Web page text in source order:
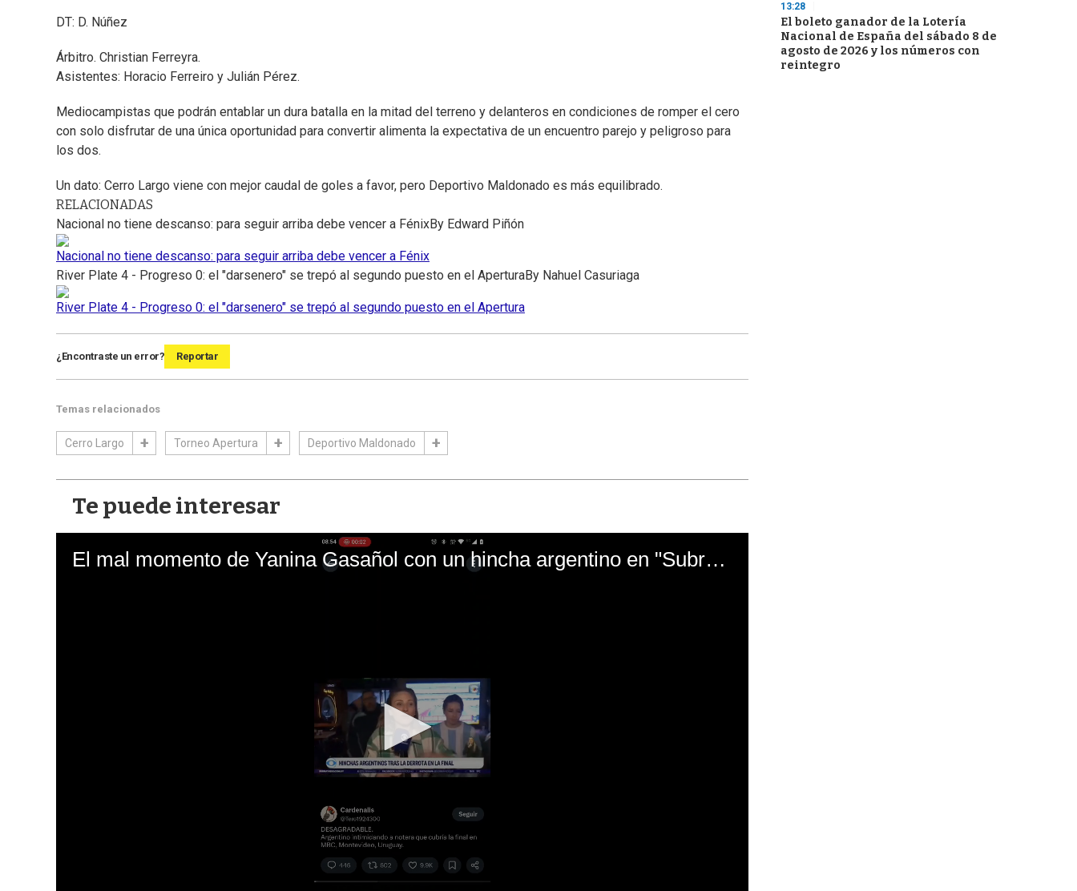
DT: D. Núñez
Árbitro. Christian Ferreyra.
Asistentes: Horacio Ferreiro y Julián Pérez.
Mediocampistas que podrán entablar un dura batalla en la mitad del terreno y delanteros en condiciones de romper el cero
con solo disfrutar de una única oportunidad para convertir alimenta la expectativa de un encuentro parejo y peligroso para
los dos.
Un dato: Cerro Largo viene con mejor caudal de goles a favor, pero Deportivo Maldonado es más equilibrado.
RELACIONADAS
Nacional no tiene descanso: para seguir arriba debe vencer a FénixBy Edward Piñón
Nacional no tiene descanso: para seguir arriba debe vencer a Fénix
River Plate 4 - Progreso 0: el "darsenero" se trepó al segundo puesto en el AperturaBy Nahuel Casuriaga
River Plate 4 - Progreso 0: el "darsenero" se trepó al segundo puesto en el Apertura
¿Encontraste un error? Reportar
Temas relacionados
Cerro Largo Torneo Apertura Deportivo Maldonado
Te puede interesar
El mal momento de Yanina Gasañol con un hincha argentino en "Subrayado"
13:28
El boleto ganador de la Lotería
Nacional de España del sábado 8 de
agosto de 2026 y los números con
reintegro